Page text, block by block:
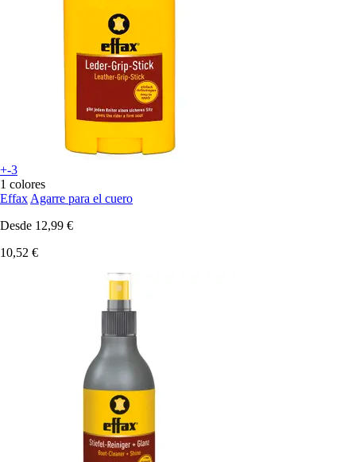
+-3
1 colores
Effax Agarre para el cuero
Desde 12,99 €
10,52 €